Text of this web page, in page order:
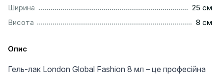
Ширина
25 см
Висота
8 см
Опис
Гель-лак London Global Fashion 8 мл – це професійна